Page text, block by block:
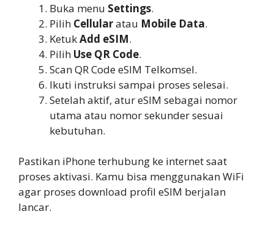
Buka menu Settings.
Pilih Cellularatau Mobile Data.
KetukAdd eSIM.
Pilih Use QR Code.
Scan QR Code eSIM Telkomsel.
Ikuti instruksi sampai proses selesai.
Setelah aktif, atur eSIM sebagai nomor
utama atau nomor sekunder sesuai
kebutuhan.
Pastikan iPhone terhubung ke internet saat
proses aktivasi. Kamu bisa menggunakan WiFi
agar proses download profil eSIM berjalan
lancar.